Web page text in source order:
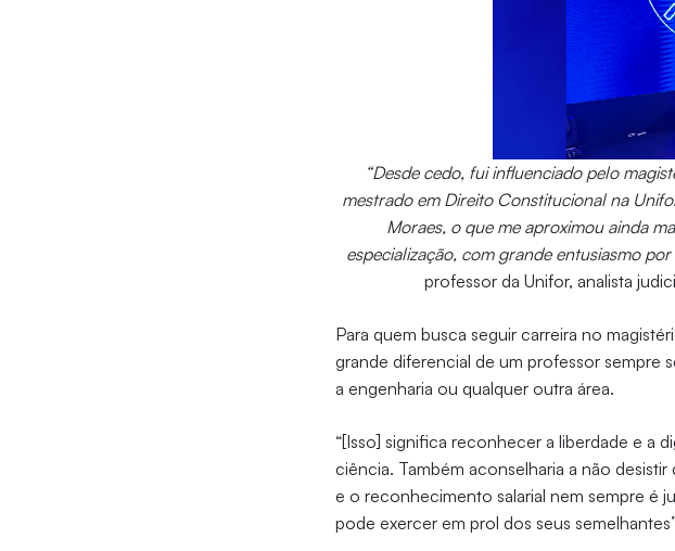
“Desde cedo, fui influenciado pelo
mestrado em Direito Constitucional na
Moraes, o que me aproximou ainda
especialização, com grande entusiasmo
professor da Unifor, analista
Para quem busca seguir carreira no
grande diferencial de um professor sempre
a engenharia ou qualquer outra área.
“[Isso] significa reconhecer a liberdade e a
ciência. Também aconselharia a não
e o reconhecimento salarial nem sempre é
pode exercer em prol dos seus